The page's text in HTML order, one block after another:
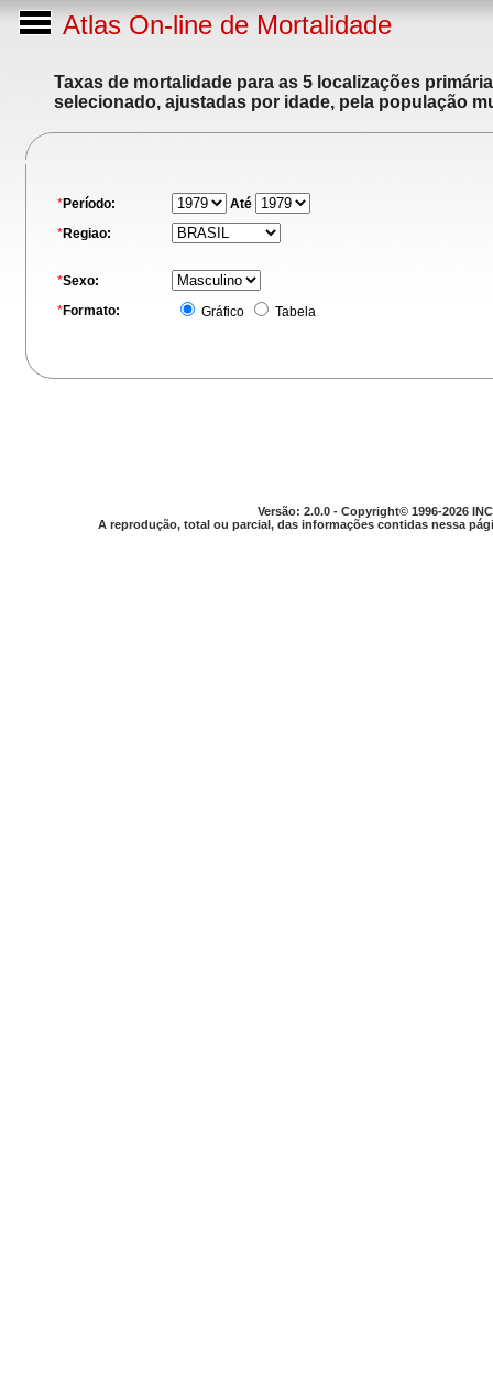
Atlas On-line de Mortalidade
Taxas de mortalidade para as 5 localizações
selecionado, ajustadas por idade, pela população
*Período:
Até
*Regiao:
*Sexo:
*Formato: Gráfico Tabela
Versão: 2.0.0 - Copyright© 1996-2026
A reprodução, total ou parcial, das informações contidas nessa